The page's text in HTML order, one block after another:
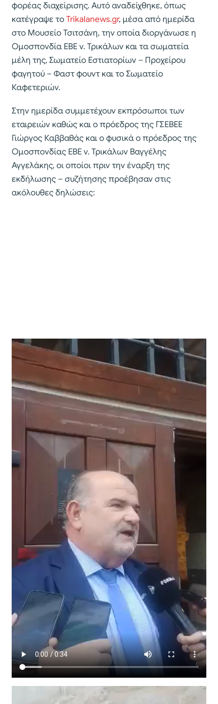
φορέας διαχείρισης. Αυτό αναδείχθηκε, όπως
κατέγραψε τοTrikalanews.gr, μέσα από ημερίδα
στο Μουσείο Τσιτσάνη, την οποία διοργάνωσε η
Ομοσπονδία ΕΒΕ ν. Τρικάλων και τα σωματεία
μέλη της, Σωματείο Εστιατορίων – Προχείρου
φαγητού – Φαστ φουντ και το Σωματείο
Καφετεριών.
Στην ημερίδα συμμετέχουν εκπρόσωποι των
εταιρειών καθώς και ο πρόεδρος της ΓΣΕΒΕΕ
Γιώργος Καββαθάς και ο φυσικά ο πρόεδρος της
Ομοσπονδίας ΕΒΕ ν. Τρικάλων Βαγγέλης
Αγγελάκης, οι οποίοι πριν την έναρξη της
εκδήλωσης – συζήτησης προέβησαν στις
ακόλουθες δηλώσεις: